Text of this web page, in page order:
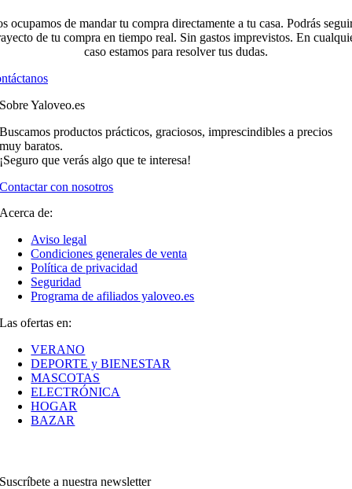
ocupamos de mandar tu compra directamente a tu casa. Podrás
de tu compra en tiempo real. Sin gastos imprevistos. En
caso estamos para resolver tus dudas.
Sobre Yaloveo.es
Buscamos productos prácticos, graciosos, imprescindibles a precios
muy baratos.
¡Seguro que verás algo que te interesa!
Contactar con nosotros
Acerca de:
Aviso legal
Condiciones generales de venta
Política de privacidad
Seguridad
Programa de afiliados yaloveo.es
Las ofertas en:
VERANO
DEPORTE y BIENESTAR
MASCOTAS
ELECTRÓNICA
HOGAR
BAZAR
Suscríbete a nuestra newsletter